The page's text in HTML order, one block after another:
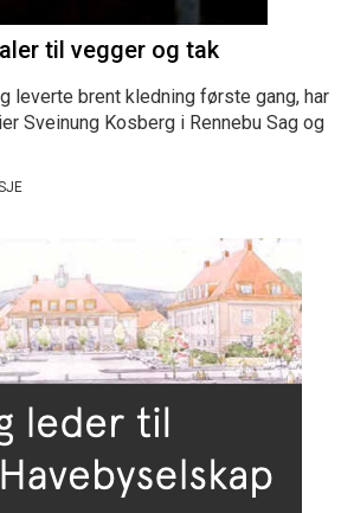
til vegger og tak
leverte brent kledning første gang, har
Sveinung Kosberg i Rennebu Sag og